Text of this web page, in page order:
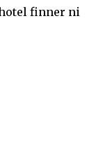
finner ni